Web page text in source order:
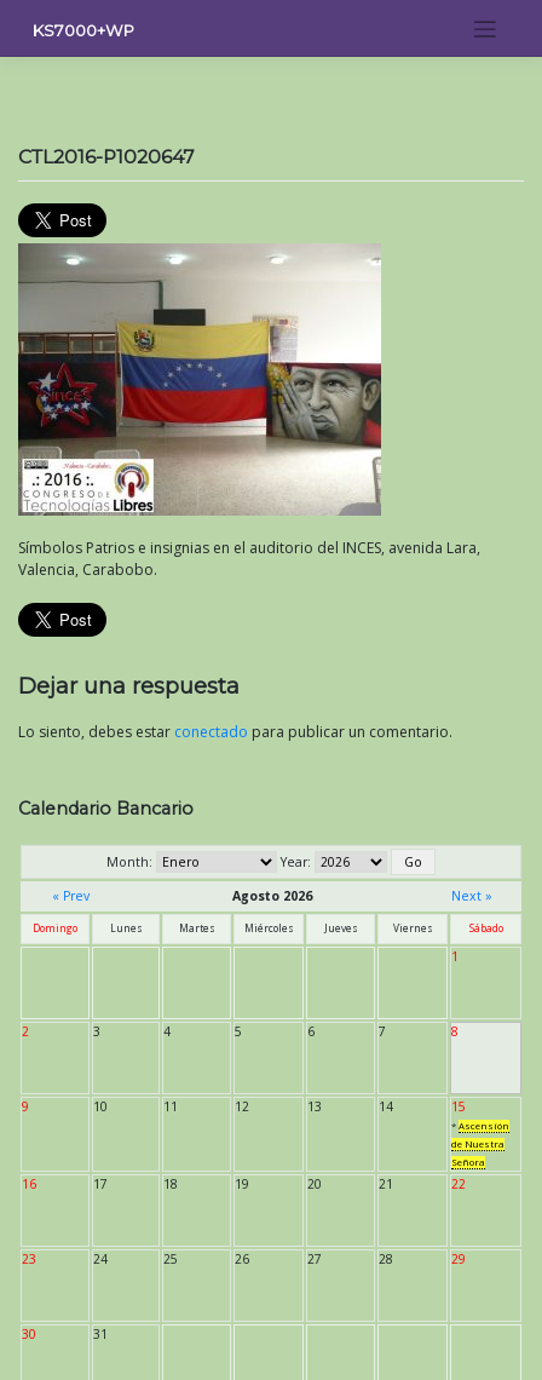
contenido
KS7000+WP
CTL2016-P1020647
Símbolos Patrios e insignias en el auditorio del INCES, avenida Lara,
Valencia, Carabobo.
Dejar una respuesta
Lo siento, debes estar conectado para publicar un comentario.
Calendario Bancario
Month:
Year:
« Prev
Agosto 2026 Next »
Domingo Lunes Martes Miércoles Jueves Viernes Sábado
1
2 3 4 5 6 7 8
9 10 11 12 13 14 15
* Ascensión
de Nuestra
Señora
16 17 18 19 20 21 22
23 24 25 26 27 28 29
30 31